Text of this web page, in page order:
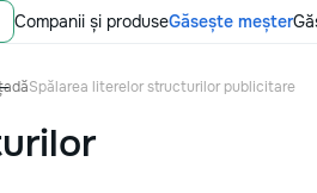
Companii și produseGăsește meșter
Spălarea literelor structurilor publicitare